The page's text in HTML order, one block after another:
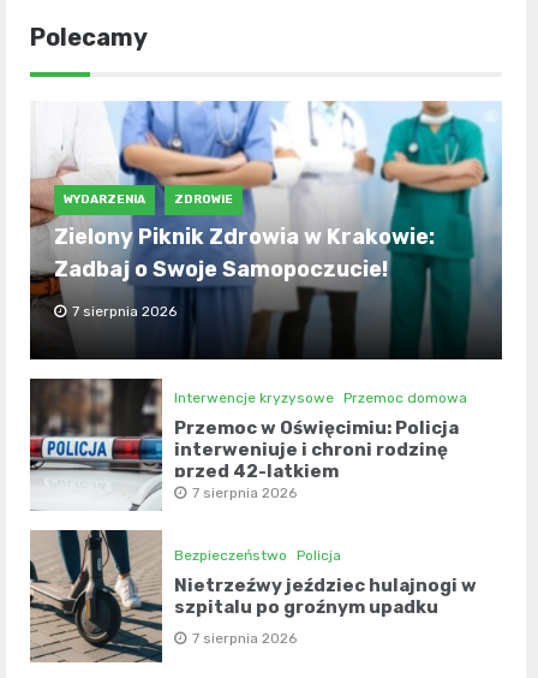
Polecamy
WYDARZENIA ZDROWIE
Zielony Piknik Zdrowia w Krakowie:
Zadbaj o Swoje Samopoczucie!
7 sierpnia 2026
Interwencje kryzysowe Przemoc domowa
Przemoc w Oświęcimiu: Policja
interweniuje i chroni rodzinę
przed 42-latkiem
7 sierpnia 2026
Bezpieczeństwo Policja
Nietrzeźwy jeździec hulajnogi w
szpitalu po groźnym upadku
7 sierpnia 2026